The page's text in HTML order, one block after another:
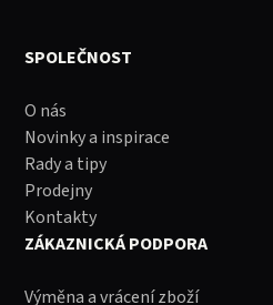
SPOLEČNOST
O nás
Novinky a inspirace
Rady a tipy
Prodejny
Kontakty
ZÁKAZNICKÁ PODPORA
Výměna a vrácení zboží